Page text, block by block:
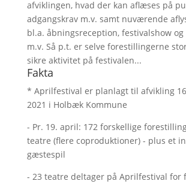
afviklingen, hvad der kan aflæses på
adgangskrav m.v. samt nuværende
bl.a. åbningsreception, festivalshow
m.v. Så p.t. er selve forestillingerne
sikre aktivitet på festivalen...
Fakta
* Aprilfestival er planlagt til afvikling
2021 i Holbæk Kommune
- Pr. 19. april: 172 forskellige
teatre (flere coproduktioner) - plus et
gæstespil
- 23 teatre deltager på Aprilfestival for